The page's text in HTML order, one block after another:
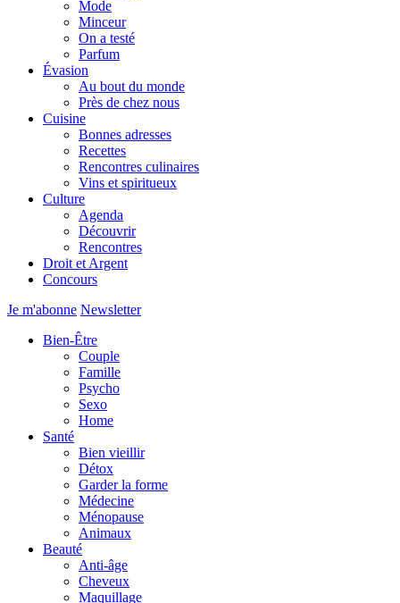
Mode
Minceur
On a testé
Parfum
Évasion
Au bout du monde
Près de chez nous
Cuisine
Bonnes adresses
Recettes
Rencontres culinaires
Vins et spiritueux
Culture
Agenda
Découvrir
Rencontres
Droit et Argent
Concours
Je m'abonne Newsletter
Bien-Être
Couple
Famille
Psycho
Sexo
Home
Santé
Bien vieillir
Détox
Garder la forme
Médecine
Ménopause
Animaux
Beauté
Anti-âge
Cheveux
Maquillage